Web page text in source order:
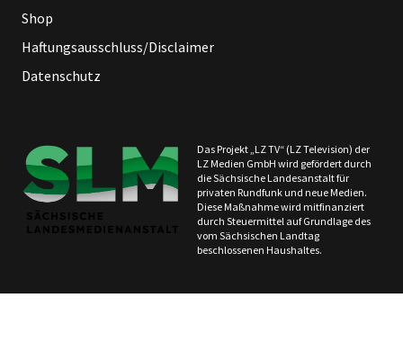
Shop
Haftungsausschluss/Disclaimer
Datenschutz
Das Projekt „LZ TV“ (LZ Television) der
LZ Medien GmbH wird gefördert durch
die Sächsische Landesanstalt für
privaten Rundfunk und neue Medien.
Diese Maßnahme wird mitfinanziert
durch Steuermittel auf Grundlage des
vom Sächsischen Landtag
beschlossenen Haushaltes.